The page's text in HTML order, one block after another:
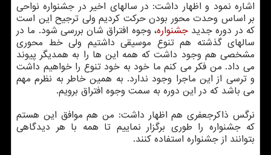
اشاره نمود و اظهار داشت: در سالهای اخیر در جشنواره نواحی
بر اساس وحدت محور بودن حرکت کردیم ولی ترجیح این است
که در دوره جدیدجشنواره، وجوه افتراق شان بررسی شود. ما در
سالهای گذشته هم تنوع موسیقی داشتیم ولی خط محوری
مشخصی هم وجود داشت که همه این ها را به همدیگر پیوند
می داد. من فکر می کنم ما خود به خود تنوع را خواهیم داشت
و ترسی از این ماجرا وجود ندارد. به همین خاطر به نظرم مهم
می باشد که در این دوره به سمت وجوه افتراق برویم.
نرگس ذاکرجعفری هم اظهار داشت: من هم موافق این هستم
که جشنواره را طوری برگزار نماییم تا همه با هر دیدگاهی
بتوانند از جشنواره استفاده کنند.